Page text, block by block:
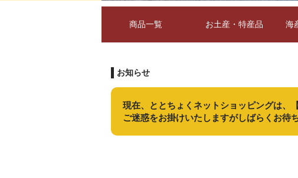
商品一覧 お土産・特産品 海
お知らせ
現在、ととちょくネットショッピングは、
ご迷惑をお掛けいたしますがしばらくお待